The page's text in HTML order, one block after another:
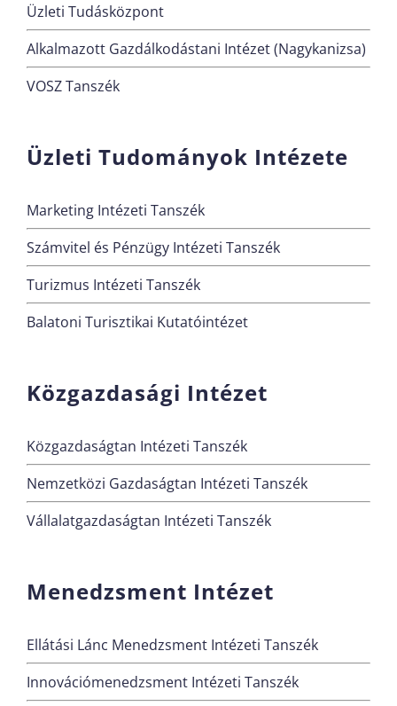
Üzleti Tudásközpont
Alkalmazott Gazdálkodástani Intézet (Nagykanizsa)
VOSZ Tanszék
Üzleti Tudományok Intézete
Marketing Intézeti Tanszék
Számvitel és Pénzügy Intézeti Tanszék
Turizmus Intézeti Tanszék
Balatoni Turisztikai Kutatóintézet
Közgazdasági Intézet
Közgazdaságtan Intézeti Tanszék
Nemzetközi Gazdaságtan Intézeti Tanszék
Vállalatgazdaságtan Intézeti Tanszék
Menedzsment Intézet
Ellátási Lánc Menedzsment Intézeti Tanszék
Innovációmenedzsment Intézeti Tanszék